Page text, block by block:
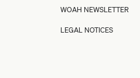
WOAH NEWSLETTER
LEGAL NOTICES